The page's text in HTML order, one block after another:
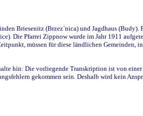
Briesenitz (Brzez`nica) und Jagdhaus
Die Pfarrei Zippnow wurde im Jahr 1911
müssen für diese ländlichen Gemeinden,
hin: Die vorliegende Transkription ist von
gekommen sein. Deshalb wird kein